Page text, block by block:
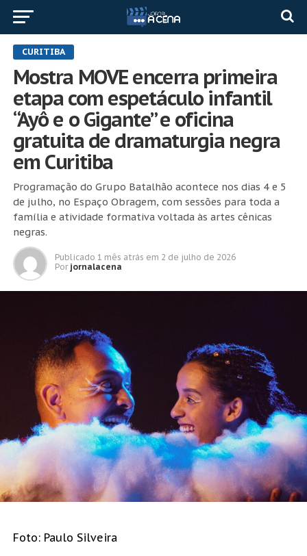
CURITIBA
Mostra MOVE encerra primeira
etapa com espetáculo infantil
“Ayô e o Gigante” e oficina
gratuita de dramaturgia negra
em Curitiba
Programação do Grupo Batalhão acontece nos dias 4 e 5
de julho, no Espaço Obragem, com sessões para toda a
família e atividade formativa voltada às artes cênicas
negras.
Publicado 1 mês atrás em 2 de julho de 2026
Por jornalacena
Foto: Paulo Silveira